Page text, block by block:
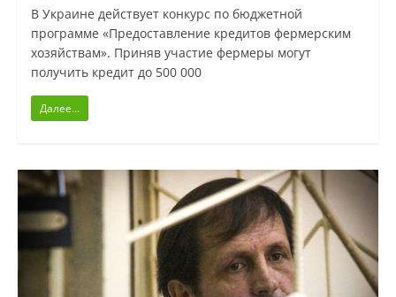
В Украине действует конкурс по бюджетной
программе «Предоставление кредитов фермерским
хозяйствам». Приняв участие фермеры могут
получить кредит до 500 000
Далее...